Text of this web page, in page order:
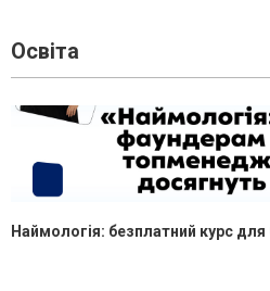
Освіта
Наймологія: безплатний курс для